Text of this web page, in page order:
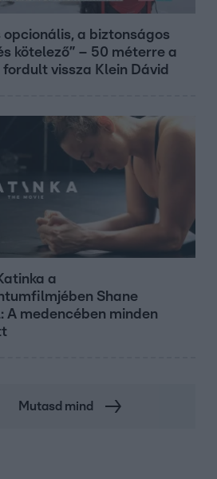
opcionális, a biztonságos
kötelező” – 50 méterre a
fordult vissza Klein Dávid
a
Shane
A medencében minden
Mutasd mind